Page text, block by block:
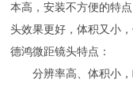
本高，安装不方便的特
头效果更好，体积又小
德鸿微距镜头特点：
分辨率高、体积小，